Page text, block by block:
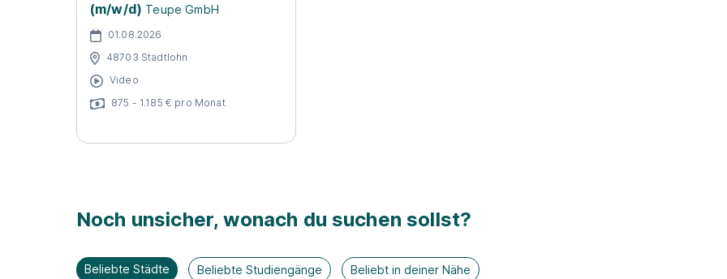
(m/w/d) Teupe GmbH
01.08.2026
48703 Stadtlohn
Video
875 - 1.185 € pro Monat
Noch unsicher, wonach du suchen sollst?
Beliebte Städte Beliebte Studiengänge Beliebt in deiner Nähe